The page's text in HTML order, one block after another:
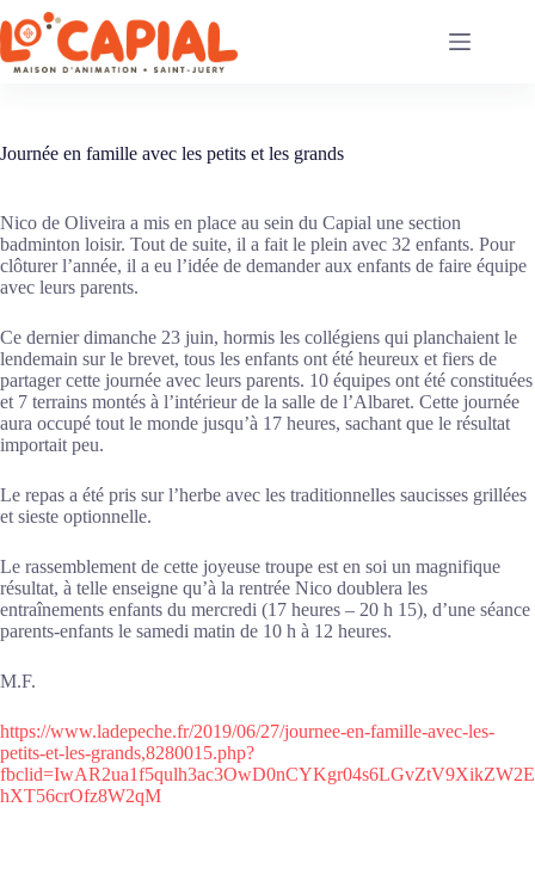
Passer
au
contenu
Journée en famille avec les petits et les grands
Nico de Oliveira a mis en place au sein du Capial une section
badminton loisir. Tout de suite, il a fait le plein avec 32 enfants. Pour
clôturer l’année, il a eu l’idée de demander aux enfants de faire équipe
avec leurs parents.
Ce dernier dimanche 23 juin, hormis les collégiens qui planchaient le
lendemain sur le brevet, tous les enfants ont été heureux et fiers de
partager cette journée avec leurs parents. 10 équipes ont été constituées
et 7 terrains montés à l’intérieur de la salle de l’Albaret. Cette journée
aura occupé tout le monde jusqu’à 17 heures, sachant que le résultat
importait peu.
Le repas a été pris sur l’herbe avec les traditionnelles saucisses grillées
et sieste optionnelle.
Le rassemblement de cette joyeuse troupe est en soi un magnifique
résultat, à telle enseigne qu’à la rentrée Nico doublera les
entraînements enfants du mercredi (17 heures – 20 h 15), d’une séance
parents-enfants le samedi matin de 10 h à 12 heures.
M.F.
https://www.ladepeche.fr/2019/06/27/journee-en-famille-avec-les-
petits-et-les-grands,8280015.php?
fbclid=IwAR2ua1f5qulh3ac3OwD0nCYKgr04s6LGvZtV9XikZW2E
hXT56crOfz8W2qM